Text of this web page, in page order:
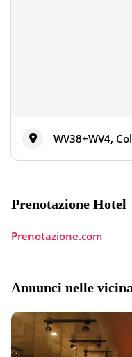
WV38+WV4,
Prenotazione Hotel
Prenotazione.com
Annunci nelle